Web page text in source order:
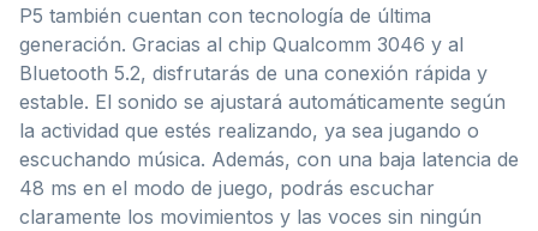
P5 también cuentan con tecnología de última
generación. Gracias al chip Qualcomm 3046 y al
Bluetooth 5.2, disfrutarás de una conexión rápida y
estable. El sonido se ajustará automáticamente según
la actividad que estés realizando, ya sea jugando o
escuchando música. Además, con una baja latencia de
48 ms en el modo de juego, podrás escuchar
claramente los movimientos y las voces sin ningún